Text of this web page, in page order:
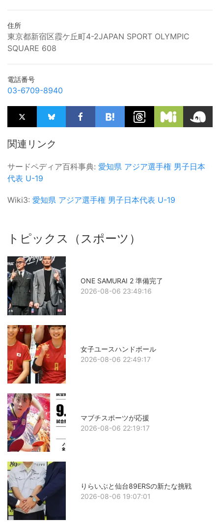
住所
東京都新宿区霞ケ丘町4-2JAPAN SPORT OLYMPIC
SQUARE 608
電話番号
03-6709-8940
関連リンク
サードペディア百科事典: 愛知県 アジア選手権 男子日本
代表 U-19
Wiki3: 愛知県 アジア選手権 男子日本代表 U-19
トピックス（スポーツ）
ONE SAMURAI 2 準備完了
2026-08-06 23:49:16
女子ユースハンドボール
2026-08-06 22:49:17
マブチスポーツが応援
2026-08-06 22:19:17
りらいぶと仙台89ERSの新たな挑戦
2026-08-06 19:07:01